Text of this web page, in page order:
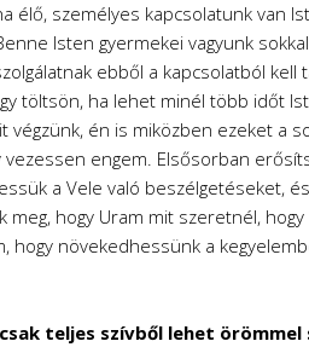
élő, személyes kapcsolatunk van
Isten gyermekei vagyunk
ebből a kapcsolatból kell
töltsön, ha lehet minél több időt
végzünk, én is miközben ezeket a
engem. Elsősorban
a Vele való beszélgetéseket,
hogy Uram mit szeretnél,
hogy növekedhessünk a
teljes szívből lehet örömmel